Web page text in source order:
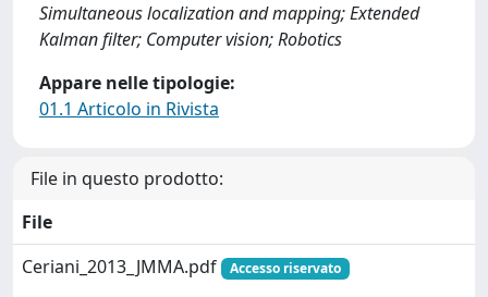
Simultaneous localization and mapping; Extended
Kalman filter; Computer vision; Robotics
Appare nelle tipologie:
01.1 Articolo in Rivista
File in questo prodotto:
File
Ceriani_2013_JMMA.pdf
Accesso riservato